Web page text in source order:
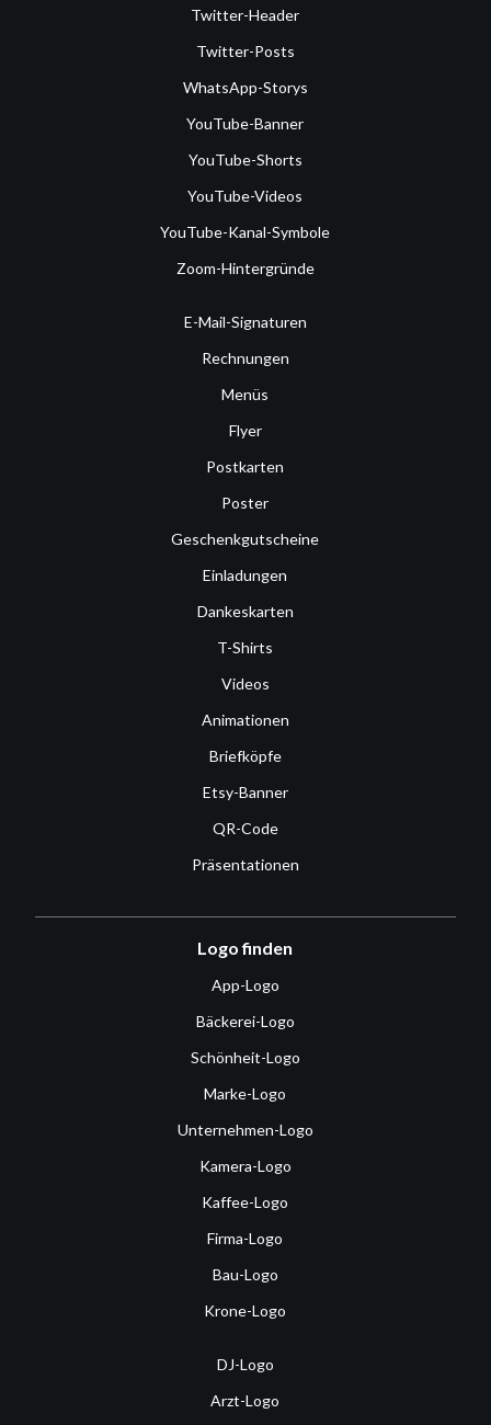
Twitter-Header
Twitter-Posts
WhatsApp-Storys
YouTube-Banner
YouTube-Shorts
YouTube-Videos
YouTube-Kanal-Symbole
Zoom-Hintergründe
E-Mail-Signaturen
Rechnungen
Menüs
Flyer
Postkarten
Poster
Geschenkgutscheine
Einladungen
Dankeskarten
T-Shirts
Videos
Animationen
Briefköpfe
Etsy-Banner
QR-Code
Präsentationen
Logo finden
App-Logo
Bäckerei-Logo
Schönheit-Logo
Marke-Logo
Unternehmen-Logo
Kamera-Logo
Kaffee-Logo
Firma-Logo
Bau-Logo
Krone-Logo
DJ-Logo
Arzt-Logo